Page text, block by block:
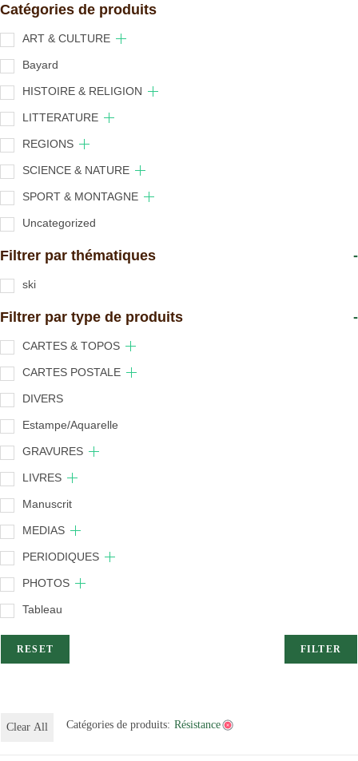
Catégories de produits
ART & CULTURE
Bayard
HISTOIRE & RELIGION
LITTERATURE
REGIONS
SCIENCE & NATURE
SPORT & MONTAGNE
Uncategorized
Filtrer par thématiques -
ski
Filtrer par type de produits -
CARTES & TOPOS
CARTES POSTALE
DIVERS
Estampe/Aquarelle
GRAVURES
LIVRES
Manuscrit
MEDIAS
PERIODIQUES
PHOTOS
Tableau
RESET FILTER
Clear All Catégories de produits: Résistance